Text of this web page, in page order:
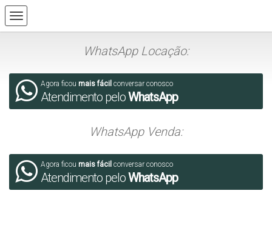
WhatsApp Locação:
Agora ficou mais fácil conversar conosco
Atendimento peloWhatsApp
WhatsApp Venda:
Agora ficou mais fácil conversar conosco
Atendimento peloWhatsApp